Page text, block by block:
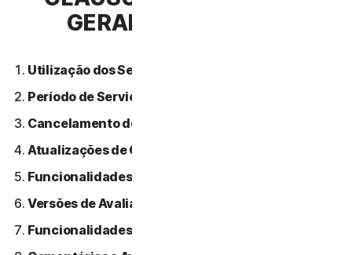
GERAIS DE SERVIÇO
Utilização dos Serviços.
Período de Serviço.
Cancelamento do Serviço.
Atualizações de Conteúdo.
Funcionalidades ou Conteúdos de Terceiros.
Versões de Avaliação Gratuitas.
Funcionalidades Beta.